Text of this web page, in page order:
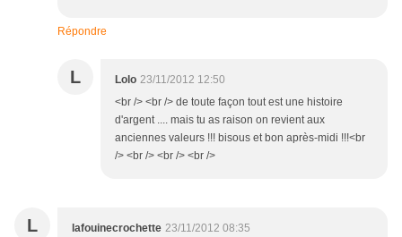
Répondre
L Lolo 23/11/2012 12:50
<br /> <br /> de toute façon tout est une histoire
d'argent .... mais tu as raison on revient aux
anciennes valeurs !!! bisous et bon après-midi !!!<br
/> <br /> <br /> <br />
L lafouinecrochette 23/11/2012 08:35